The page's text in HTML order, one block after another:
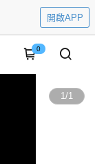
開啟APP
0
1/1